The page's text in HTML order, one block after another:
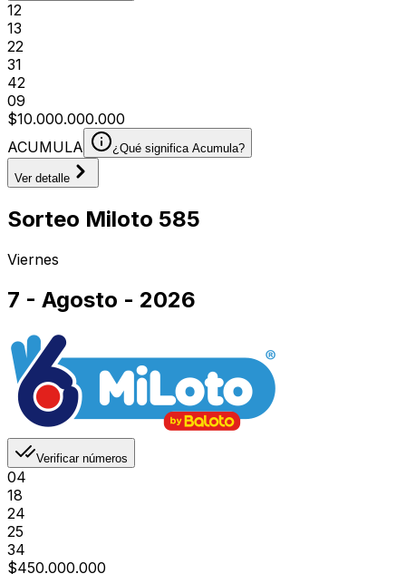
12
13
22
31
42
09
$10.000.000.000
ACUMULA
¿Qué significa Acumula?
Ver detalle
Sorteo Miloto 585
Viernes
7 - Agosto - 2026
Verificar números
04
18
24
25
34
$450.000.000